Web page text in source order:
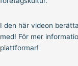
I den här videon
med! För mer
plattformar!